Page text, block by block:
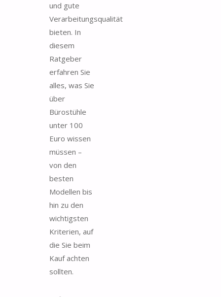
und gute
Verarbeitungsqualität
bieten. In
diesem
Ratgeber
erfahren Sie
alles, was Sie
über
Bürostühle
unter 100
Euro wissen
müssen –
von den
besten
Modellen bis
hin zu den
wichtigsten
Kriterien, auf
die Sie beim
Kauf achten
sollten.